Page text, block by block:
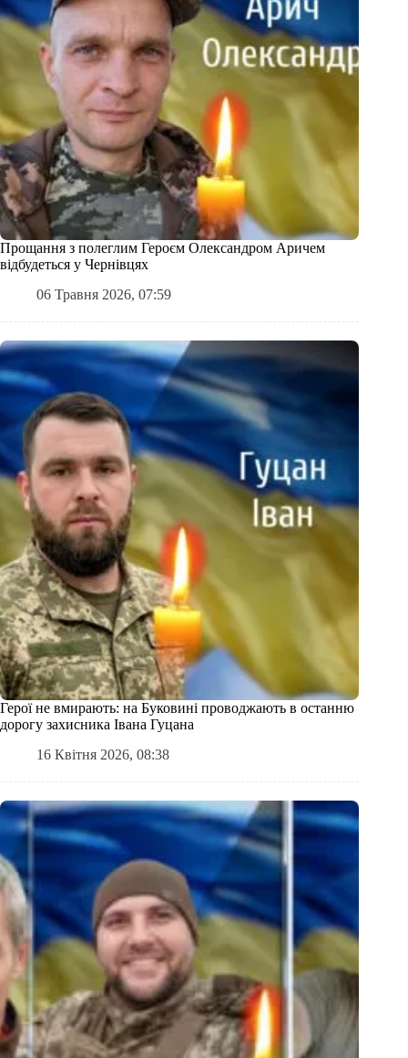
Прощання з полеглим Героєм Олександром Аричем
відбудеться у Чернівцях
06 Травня 2026, 07:59
Герої не вмирають: на Буковині проводжають в останню
дорогу захисника Івана Гуцана
16 Квітня 2026, 08:38